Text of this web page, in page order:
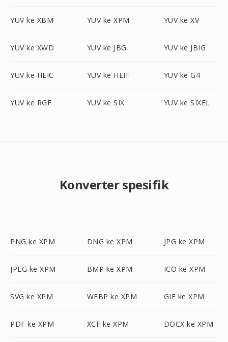
YUV ke XBM YUV ke XPM YUV ke XV
YUV ke XWD YUV ke JBG YUV ke JBIG
YUV ke HEIC YUV ke HEIF YUV ke G4
YUV ke RGF YUV ke SIX YUV ke SIXEL
Konverter spesifik
PNG ke XPM DNG ke XPM JPG ke XPM
JPEG ke XPM BMP ke XPM ICO ke XPM
SVG ke XPM WEBP ke XPM GIF ke XPM
PDF ke XPM XCF ke XPM DOCX ke XPM